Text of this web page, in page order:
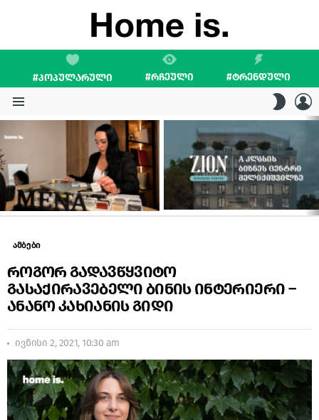
#ᲞᲝᲞᲣᲚᲐᲠᲣᲚᲘ #ᲠᲩᲔᲣᲚᲘ #ᲢᲠᲔᲜᲓᲣᲚᲘ
SKIN
STORIES
ამბები
როგორ გადავწყვიტო
გასაქირავებელი ბინის ინტერიერი –
ანანო კახიანის გიდი
ივნისი 2, 2021, 10:30 am